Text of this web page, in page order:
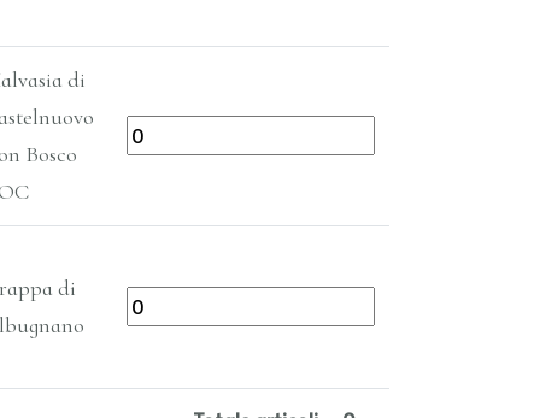
di
Bosco
di